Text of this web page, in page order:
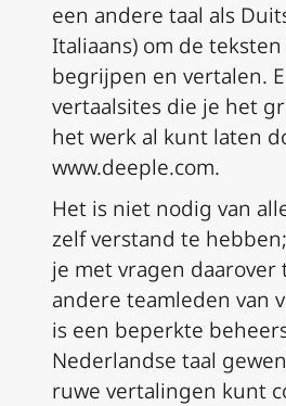
een andere taal als
Italiaans) om de
begrijpen en vertalen.
vertaalsites die je het
het werk al kunt laten
www.deeple.com.
Het is niet nodig van
zelf verstand te hebben;
je met vragen daarover
andere teamleden van
is een beperkte
Nederlandse taal
ruwe vertalingen kunt